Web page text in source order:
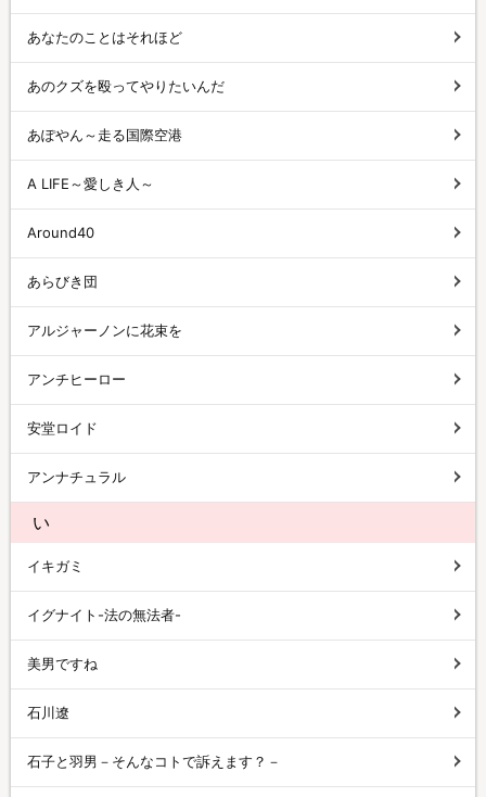
あなたのことはそれほど
あのクズを殴ってやりたいんだ
あぽやん～走る国際空港
A LIFE～愛しき人～
Around40
あらびき団
アルジャーノンに花束を
アンチヒーロー
安堂ロイド
アンナチュラル
い
イキガミ
イグナイト-法の無法者-
美男ですね
石川遼
石子と羽男－そんなコトで訴えます？－